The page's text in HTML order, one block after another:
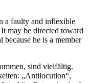
a faulty and inflexible
may be directed toward
he is a member
sind vielfältig.
„Antilocution“,